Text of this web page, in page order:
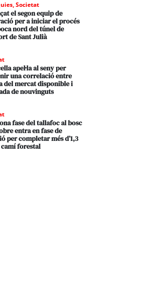
,Societat
el segon equip de
per a iniciar el procés
nord del túnel de
de Sant Julià
apel·la al seny per
una correlació entre
del mercat disponible i
de nouvinguts
fase del tallafoc al bosc
entra en fase de
per completar més d’1,3
forestal